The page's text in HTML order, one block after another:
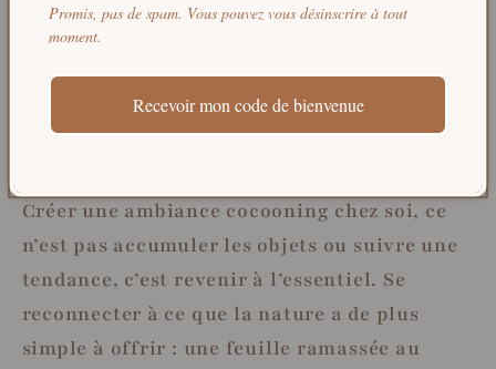
devient un refuge, un cocon. En y semant un
rituels bienveillants, on prolonge les
bienfaits de la saison jusque dans notre
Créer une ambiance cocooning chez soi, ce
n’est pas accumuler les objets ou suivre une
tendance, c’est revenir à l’essentiel. Se
reconnecter à ce que la nature a de plus
simple à offrir : une feuille ramassée au
Promis, pas de spam. Vous pouvez vous désinscrire à tout
moment.
Recevoir mon code de bienvenue